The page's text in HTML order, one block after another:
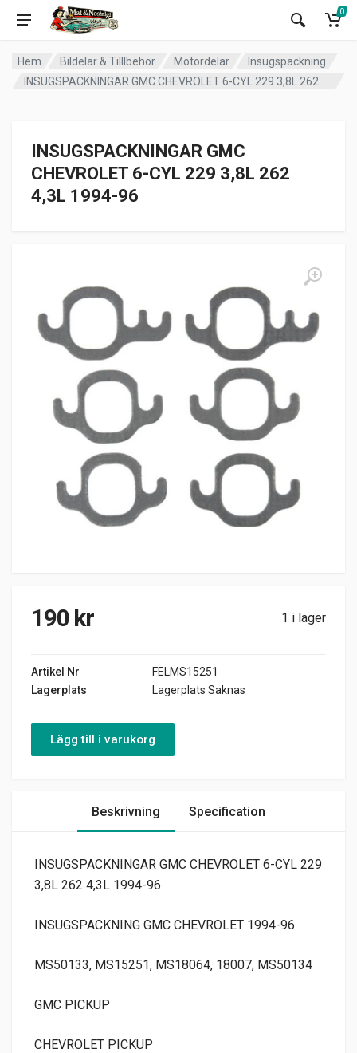
0
Hem Bildelar & Tilllbehör Motordelar
Insugspackning
INSUGSPACKNINGAR GMC
CHEVROLET 6-CYL 229 3,8L 262
4,3L 1994-96
190 kr 1 i lager
Artikel Nr
FELMS15251
Lagerplats
Lagerplats Saknas
Lägg till i varukorg
Beskrivning Specification
INSUGSPACKNINGAR GMC CHEVROLET 6-CYL 229
3,8L 262 4,3L 1994-96
INSUGSPACKNING GMC CHEVROLET 1994-96
MS50133, MS15251, MS18064, 18007, MS50134
GMC PICKUP
CHEVROLET PICKUP